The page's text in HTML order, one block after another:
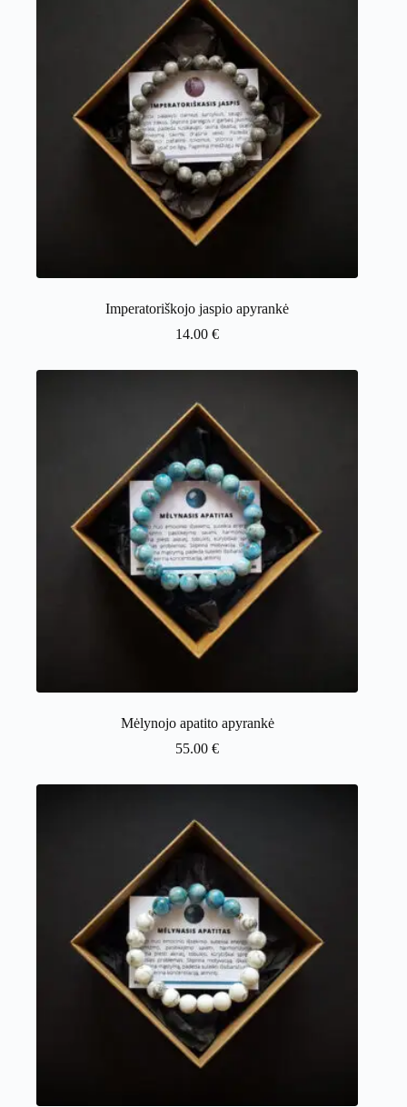
Imperatoriškojo jaspio apyrankė
14.00€
Mėlynojo apatito apyrankė
55.00€